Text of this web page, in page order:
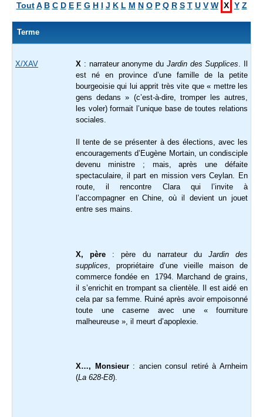
Tout A B C D E F G H I J K L M N O P Q R S T U V W X Y Z
Terme
X/XAV X : narrateur anonyme du Jardin des Supplices. Il
est né en province d’une famille de la petite
bourgeoisie qui lui apprit très vite que « mettre les
gens dedans » (c’est-à-dire, tromper les autres,
les voler) formait l’unique base de toutes relations
sociales.
Il tente de se présenter à des élections, avec les
encouragements d’Eugène Mortain, un condisciple
devenu ministre ; mais, après une défaite
spectaculaire, il part en mission vers Ceylan. En
route, il rencontre Clara qui l’invite à
l’accompagner en Chine, où il devient un jouet
entre ses mains.
X, père : père du narrateur du Jardin des
supplices , propriétaire d’une vieille maison de
commerce fondée en 1794. Marchand de grains,
il s’enrichit en trompant sa clientèle. Il est aidé en
cela par sa femme. Ruiné après avoir empoisonné
toute une caserne avec une « fourniture
malheureuse », il meurt d’apoplexie.
X…, Monsieur: ancien consul retiré à Arnheim
(La 628-E8).